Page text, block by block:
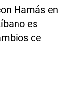
Hamás en
es
de